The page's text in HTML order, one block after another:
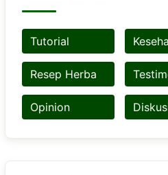
Tutorial
Resep Herba
Opinion